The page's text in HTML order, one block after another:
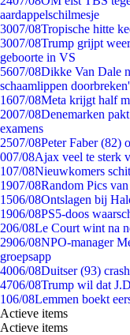
aardappelschilmesje
3007/08Tropische hitte
3007/08Trump grijpt
geboorte in VS
5607/08Dikke Van Dale
schaamlippen doorbreken'
1607/08Meta krijgt half
2007/08Denemarken
examens
2507/08Peter Faber (82)
007/08Ajax veel te sterk
107/08Nieuwkomers
1907/08Random Pics
1506/08Ontslagen bij
1906/08PS5-doos
206/08Le Court wint na
2906/08NPO-manager
groepsapp
4006/08Duitser (93)
4706/08Trump wil dat
106/08Lemmen boekt
Actieve items
Actieve items